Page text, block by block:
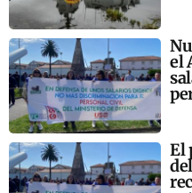
el
El